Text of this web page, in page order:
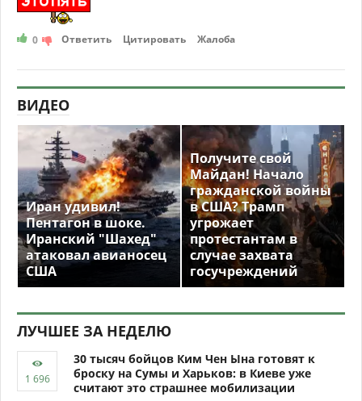
0 Ответить Цитировать Жалоба
ВИДЕО
Иран удивил!
Пентагон в шоке.
Иранский "Шахед"
атаковал авианосец
США
Получите свой
Майдан! Начало
гражданской войны
в США? Трамп
угрожает
протестантам в
случае захвата
госучреждений
ЛУЧШЕЕ ЗА НЕДЕЛЮ
30 тысяч бойцов Ким Чен Ына готовят к
броску на Сумы и Харьков: в Киеве уже
считают это страшнее мобилизации